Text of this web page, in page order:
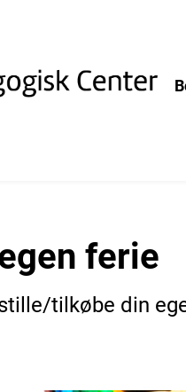
ferie
tilkøbe din